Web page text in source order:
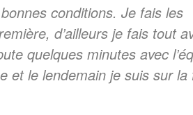
conditions. Je fais les
d’ailleurs je fais tout
quelques minutes avec
et le lendemain je suis sur la